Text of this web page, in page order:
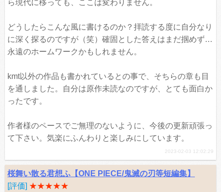
ら現代に移っても、ここは変わりません。
どうしたらこんな風に書けるのか？拝読する度に自分なり
に深く探るのですが（笑）確固とした答えはまだ掴めず…
永遠のホームワークかもしれません。
kmt以外の作品も書かれているとの事で、そちらの章も目
を通しました。自分は原作未読なのですが、とても面白か
ったです。
作者様のペースでご無理のないように、今後の更新頑張っ
て下さい。気楽にふんわりと楽しみにしています。
2023-02-03 12:02:29
桜舞い散る君想ふ【ONE PIECE/鬼滅の刃等短編集】
[評価] ★★★★★